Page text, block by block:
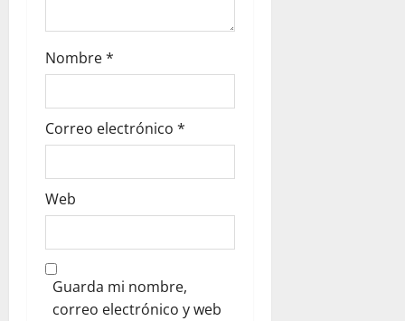
Nombre*
Correo electrónico *
Web
Guarda mi nombre,
correo electrónico y web